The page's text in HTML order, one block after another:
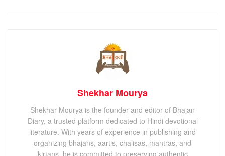
Shekhar Mourya
Shekhar Mourya is the founder and editor of Bhajan
Diary, a trusted platform dedicated to Hindi devotional
literature. With years of experience in publishing and
organizing bhajans, aartis, chalisas, mantras, and
kirtans, he is committed to preserving authentic